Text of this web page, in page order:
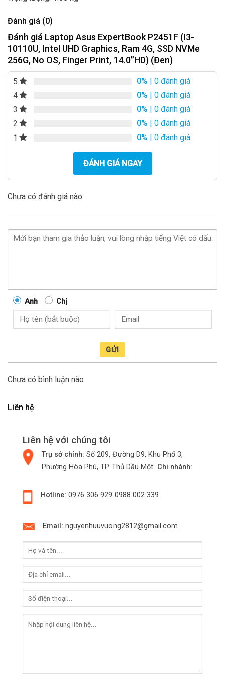
Đánh giá (0)
Đánh giá Laptop Asus ExpertBook P2451F (I3-
10110U, Intel UHD Graphics, Ram 4G, SSD NVMe
256G, No OS, Finger Print, 14.0”HD) (Đen)
5 0% | 0 đánh giá
4
0% | 0 đánh giá
3
0% | 0 đánh giá
2
0% | 0 đánh giá
1
0% | 0 đánh giá
ĐÁNH GIÁ NGAY
Chưa có đánh giá nào.
Anh Chị
GỬI
Chưa có bình luận nào
Liên hệ
Liên hệ với chúng tôi
Trụ sở chính: Số 209, Đường D9, Khu Phố 3,
Phường Hòa Phú, TP Thủ Dầu Một Chi nhánh:
Hotline: 0976 306 929 0988 002 339
Email: nguyenhuuvuong2812@gmail.com